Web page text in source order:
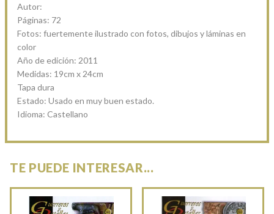
Autor:
Páginas: 72
Fotos: fuertemente ilustrado con fotos, dibujos y láminas en
color
Año de edición: 2011
Medidas: 19cm x 24cm
Tapa dura
Estado: Usado en muy buen estado.
Idioma: Castellano
TE PUEDE INTERESAR...